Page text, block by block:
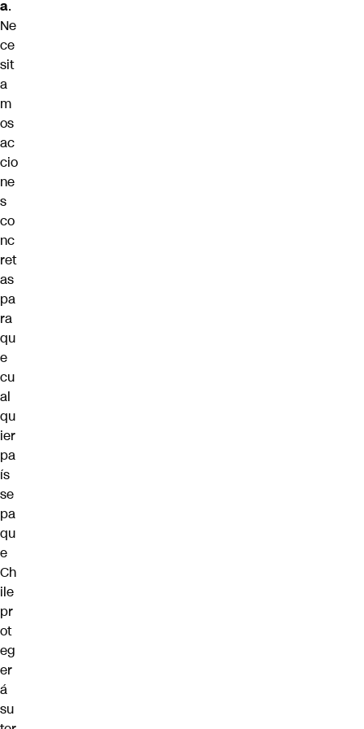
a.
Ne
ce
sit
a
m
os
ac
cio
ne
s
co
nc
ret
as
pa
ra
qu
e
cu
al
qu
ier
pa
ís
se
pa
qu
e
Ch
ile
pr
ot
eg
er
á
su